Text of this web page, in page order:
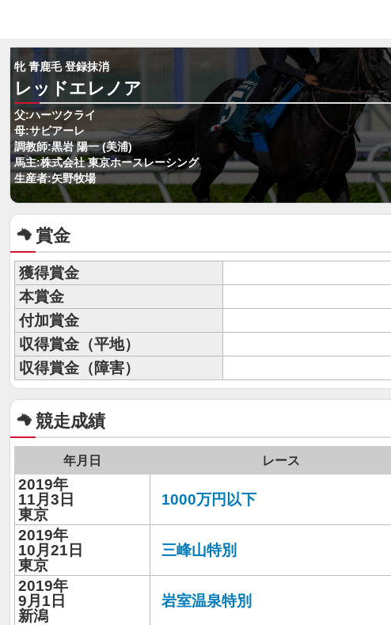
牝 青鹿毛 登録抹消
レッドエレノア
父:ハーツクライ
母:サビアーレ
調教師:黒岩 陽一 (美浦)
馬主:株式会社 東京ホースレーシング
生産者:矢野牧場
賞金
獲得賞金
本賞金
付加賞金
収得賞金（平地）
収得賞金（障害）
競走成績
年月日 レース
2019年
11月3日
東京
1000万円以下
2019年
10月21日
東京
三峰山特別
2019年
9月1日
新潟
岩室温泉特別